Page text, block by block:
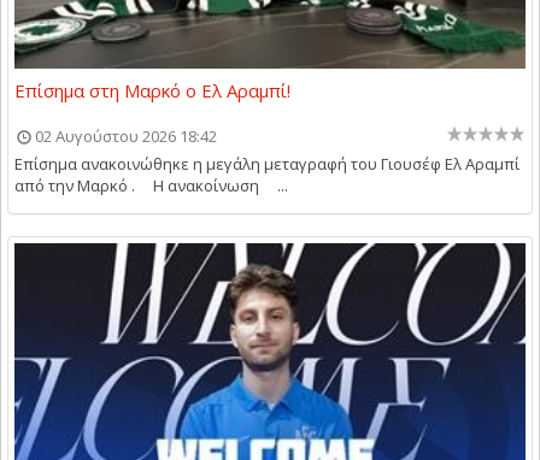
Επίσημα στη Μαρκό ο Ελ Αραμπί!
02 Αυγούστου 2026 18:42
Επίσημα ανακοινώθηκε η μεγάλη μεταγραφή του Γιουσέφ Ελ Αραμπί
από την Μαρκό . Η ανακοίνωση ...